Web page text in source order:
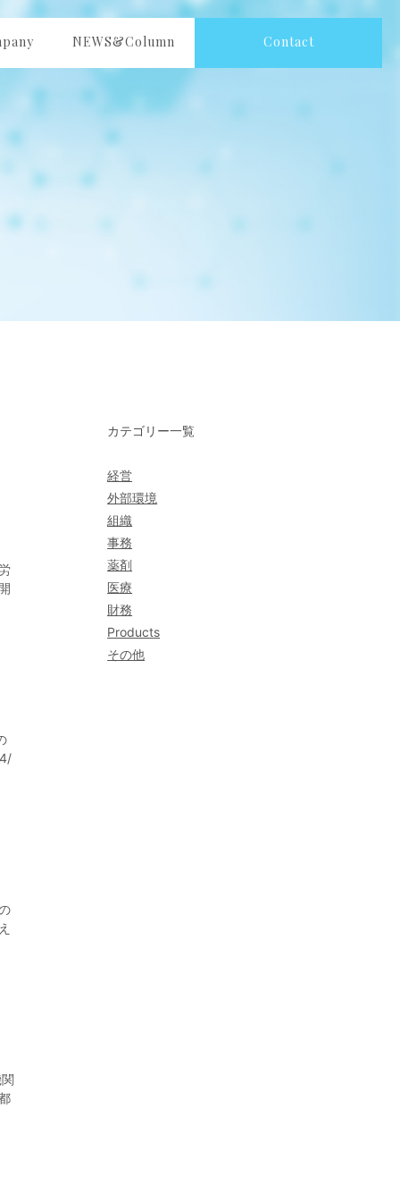
案内
NEWS&Column
ニュース＆コラム
Contact
ご相談・お問い合わせ
カテゴリー一覧
経営
外部環境
組織
事務
薬剤
医療
財務
Products
その他